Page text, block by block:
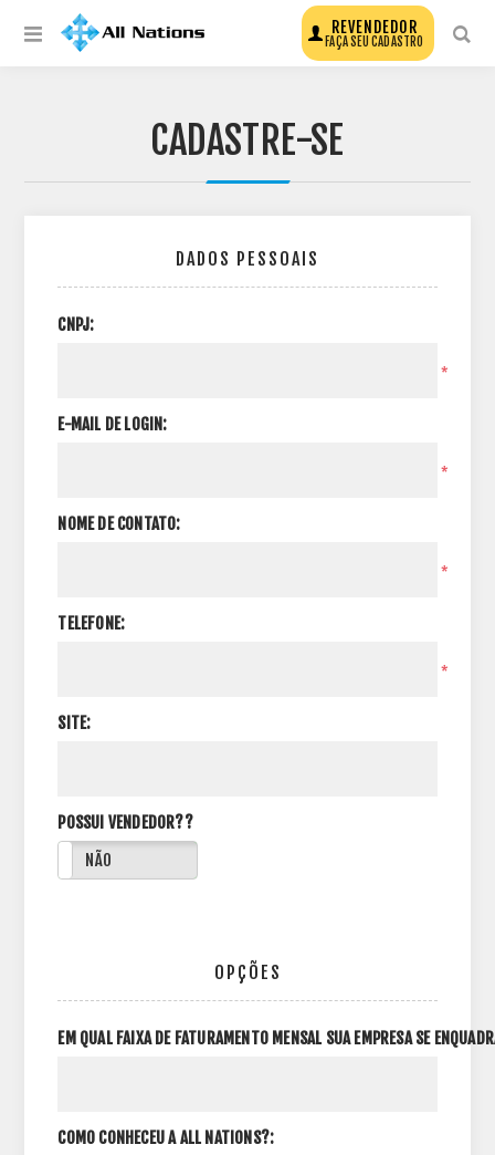
REVENDEDOR
FAÇA SEU CADASTRO
CADASTRE-SE
DADOS PESSOAIS
CNPJ:
*
E-MAIL DE LOGIN:
*
NOME DE CONTATO:
*
TELEFONE:
*
SITE:
POSSUI VENDEDOR??
NÃO
OPÇÕES
EM QUAL FAIXA DE FATURAMENTO MENSAL SUA EMPRESA SE
COMO CONHECEU A ALL NATIONS?: